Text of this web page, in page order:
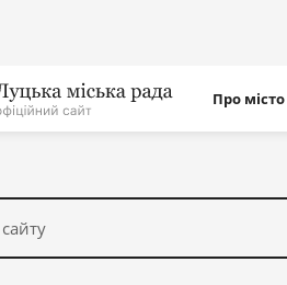
сайту
Про місто